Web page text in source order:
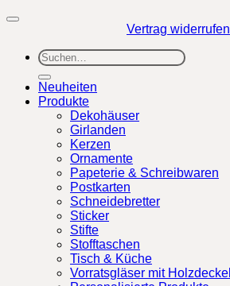
Vertrag widerrufen
Suchen
nach:
Neuheiten
Produkte
Dekohäuser
Girlanden
Kerzen
Ornamente
Papeterie & Schreibwaren
Postkarten
Schneidebretter
Sticker
Stifte
Stofftaschen
Tisch & Küche
Vorratsgläser mit Holzdeckel